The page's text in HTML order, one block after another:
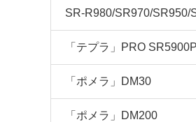
SR-R980/SR970/SR950/
「テプラ」PRO
「ポメラ」DM30
「ポメラ」DM200